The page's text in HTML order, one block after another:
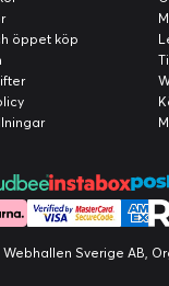
öppet köp
Sverige AB,